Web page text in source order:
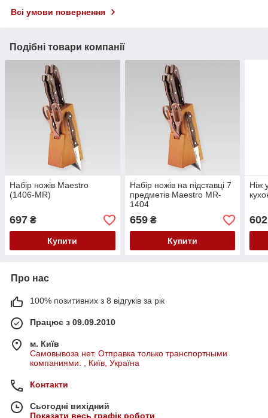
Всі умови повернення
Подібні товари компанії
Набір ножів Maestro
(1406-MR)
697 ₴
Купити
Набір ножів на підставці 7
предметів Maestro MR-
1404
659₴
Купити
Ніж
602
Про нас
100% позитивних з 8 відгуків за рік
Працює з 09.09.2010
м. Київ
Самовывоза нет. Отправка только транспортными
компаниями. , Київ, Україна
Контакти
Сьогодні вихідний
Показати весь графік роботи